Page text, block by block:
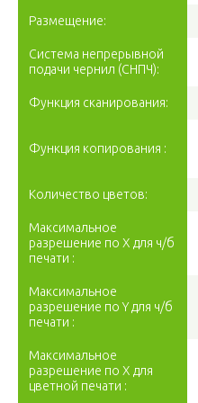
Размещение:
Система непрерывной
подачи чернил (СНПЧ):
Функция сканирования:
Функция копирования :
Количество цветов:
Максимальное
разрешение по X для ч/б
печати :
Максимальное
разрешение по Y для ч/б
печати :
Максимальное
разрешение по X для
цветной печати :